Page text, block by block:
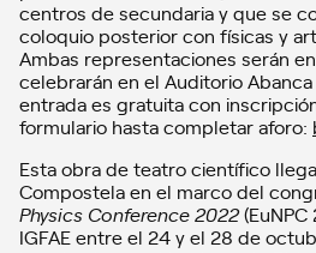
centros de secundaria y que se
coloquio posterior con físicas y
Ambas representaciones serán
celebrarán en el Auditorio
entrada es gratuita con
formulario hasta completar aforo:
Esta obra de teatro científico
Compostela en el marco del
Physics Conference 2022(EuNPC
IGFAE entre el 24 y el 28 de